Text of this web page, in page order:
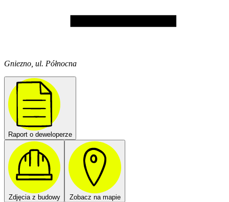
Gniezno, ul. Północna
Raport o deweloperze
Zdjęcia z budowy Zobacz na mapie